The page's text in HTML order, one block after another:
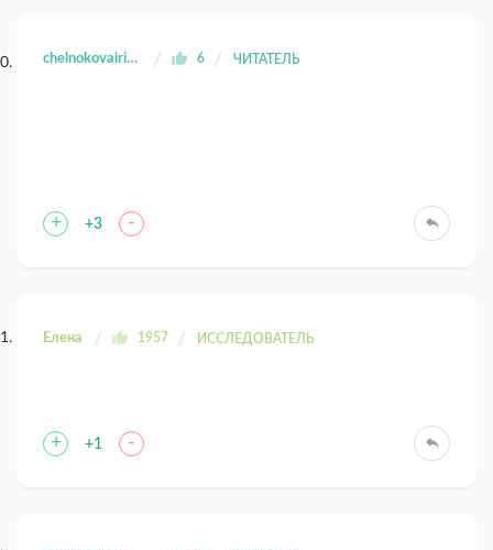
chelnokovairina2019 6 ЧИТАТЕЛЬ
+ +3 -
Елена 1957 ИССЛЕДОВАТЕЛЬ
+ +1 -